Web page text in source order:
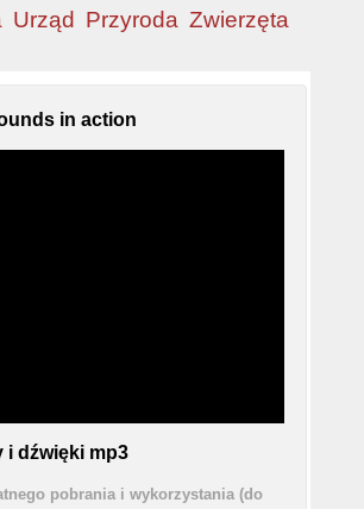
Urząd Przyroda Zwierzęta
in action
i dźwięki mp3
pobrania i wykorzystania (do